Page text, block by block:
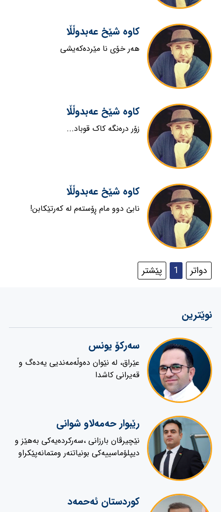
کاوە شێخ عەبدوڵڵا
هەر خۆی نا مێردەکەیشی
کاوە شێخ عەبدوڵڵا
زۆر درەنگە کاک قوباد...
کاوە شێخ عەبدوڵڵا
نابێ دوو مام ڕۆستەم لە کەرتێکابن!
دواتر 1 پێشتر
نوێترین
سەركۆ یونس
عێراق، لە نێوان دەوڵەمەندیی یەدەگ و
قەیرانی کاشدا
رێبوار حەمەلاو شوانی
نێچیرڤان بارزانى ،سەرکردەیەکى بەهێز و
دیپلۆماسییەکى بونیاتنەر ومتمانەپێکراو
کوردستان ئەحمەد